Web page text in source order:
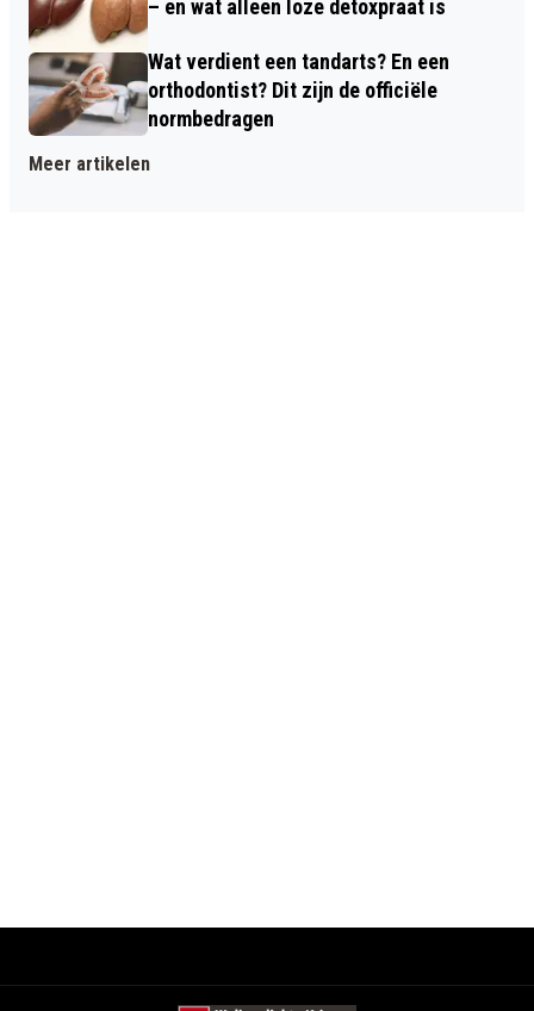
– en wat alleen loze detoxpraat is
Wat verdient een tandarts? En een
orthodontist? Dit zijn de officiële
normbedragen
Meer artikelen